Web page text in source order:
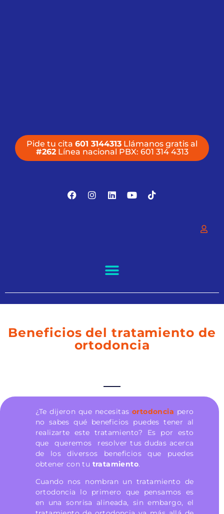
Pide tu cita 601 3144313 Llámanos gratis al
#262Línea nacional PBX: 601 314 4313
Beneficios del tratamiento de
ortodoncia
¿Te dijeron que necesitasortodoncia pero
no sabes qué beneficios puedes tener al
realizarte este tratamiento? Es por esto
que queremos resolver tus dudas acerca
de los diversos beneficios que puedes
obtener con tu tratamiento.
Cuando nos nombran un tratamiento de
ortodoncia lo primero que pensamos es
en una sonrisa alineada, sin embargo, el